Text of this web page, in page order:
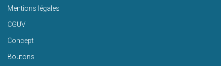
Mentions légales
CGUV
Concept
Boutons